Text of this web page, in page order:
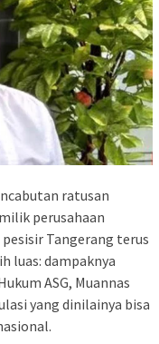
ratusan
perusahaan
pesisir Tangerang terus
luas: dampaknya
ASG, Muannas
yang dinilainya bisa